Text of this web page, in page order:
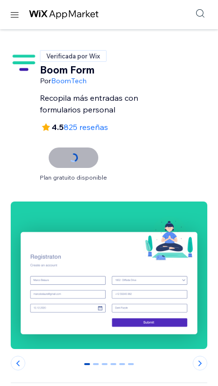
Verificada por Wix
Boom Form
PorBoomTech
Recopila más entradas con
formularios personal
4.5825 reseñas
Plan gratuito disponible
0 1 2 3 4 5